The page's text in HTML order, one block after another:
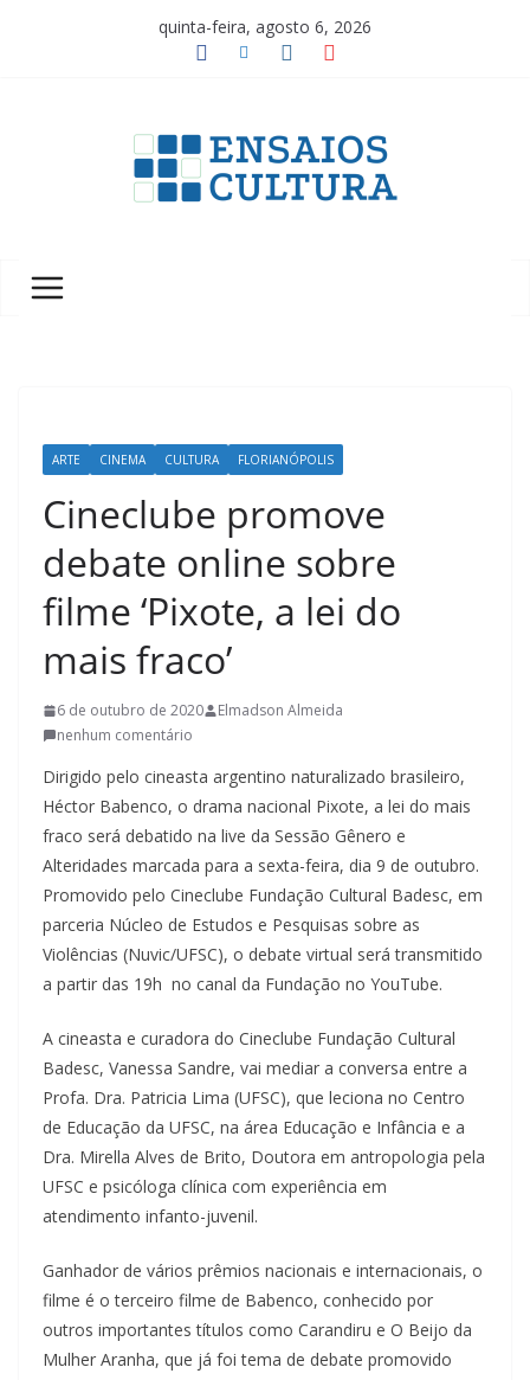
quinta-feira, agosto 6, 2026
a
u
l
t
u
r
c
t
a
r
i
n
e
n
e
a
u
m
c
l
q
u
e
ARTE CINEMA CULTURA FLORIANÓPOLIS
Cineclube promove
debate online sobre
filme ‘Pixote, a lei do
mais fraco’
6 de outubro de 2020
Elmadson Almeida
nenhum comentário
Dirigido pelo cineasta argentino naturalizado brasileiro,
Héctor Babenco, o drama nacional Pixote, a lei do mais
fraco será debatido na live da Sessão Gênero e
Alteridades marcada para a sexta-feira, dia 9 de outubro.
Promovido pelo Cineclube Fundação Cultural Badesc, em
parceria Núcleo de Estudos e Pesquisas sobre as
Violências (Nuvic/UFSC), o debate virtual será transmitido
a partir das 19h no canal da Fundação no YouTube.
A cineasta e curadora do Cineclube Fundação Cultural
Badesc, Vanessa Sandre, vai mediar a conversa entre a
Profa. Dra. Patricia Lima (UFSC), que leciona no Centro
de Educação da UFSC, na área Educação e Infância e a
Dra. Mirella Alves de Brito, Doutora em antropologia pela
UFSC e psicóloga clínica com experiência em
atendimento infanto-juvenil.
Ganhador de vários prêmios nacionais e internacionais, o
filme é o terceiro filme de Babenco, conhecido por
outros importantes títulos como Carandiru e O Beijo da
Mulher Aranha, que já foi tema de debate promovido